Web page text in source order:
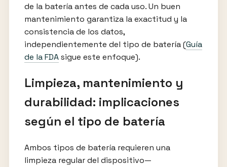
de la batería antes de cada uso. Un buen
mantenimiento garantiza la exactitud y la
consistencia de los datos,
independientemente del tipo de batería (Guía
de la FDAsigue este enfoque).
Limpieza, mantenimiento y
durabilidad: implicaciones
según el tipo de batería
Ambos tipos de batería requieren una
limpieza regular del dispositivo—